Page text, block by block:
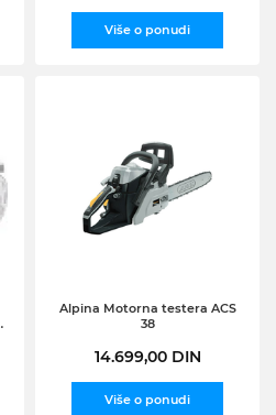
Više o ponudi
Alpina Motorna testera ACS
38
14.699,00 DIN
Više o ponudi